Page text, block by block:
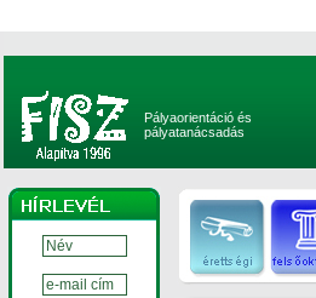
Pályaorientáció és
pályatanácsadás